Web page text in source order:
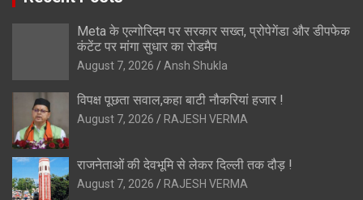
Meta के एल्गोरिदम पर सरकार सख्त, प्रोपेगेंडा और डीपफेक
कंटेंट पर मांगा सुधार का रोडमैप
August 7, 2026 Ansh Shukla
विपक्ष पूछता सवाल,कहा बाटी नौकरियां हजार !
August 7, 2026 RAJESH VERMA
राजनेताओं की देवभूमि से लेकर दिल्ली तक दौड़ !
August 7, 2026 RAJESH VERMA